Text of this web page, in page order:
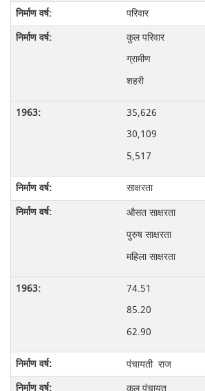
परिवार
कुल परिवार
ग्रामीण
शहरी
35,626
30,109
5,517
साक्षरता
औसत साक्षरता
पुरुष साक्षरता
महिला साक्षरता
74.51
85.20
62.90
पंचायती राज